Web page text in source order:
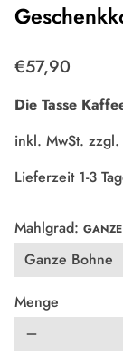
€57,90
Die Tasse
inkl. MwSt. zzgl.
Lieferzeit 1-3
Mahlgrad:
Menge
remove